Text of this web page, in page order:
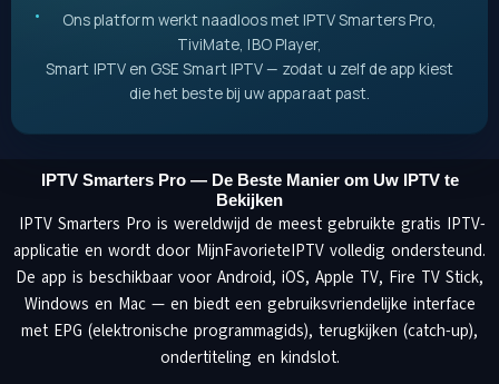
Ons platform werkt naadloos met IPTV Smarters Pro,
TiviMate, IBO Player,
Smart IPTV en GSE Smart IPTV — zodat u zelf de app kiest
die het beste bij uw apparaat past.
IPTV Smarters Pro — De Beste Manier om Uw IPTV te
Bekijken
IPTV Smarters Pro is wereldwijd de meest gebruikte gratis IPTV-
applicatie en wordt door MijnFavorieteIPTV volledig ondersteund.
De app is beschikbaar voor Android, iOS, Apple TV, Fire TV Stick,
Windows en Mac — en biedt een gebruiksvriendelijke interface
met EPG (elektronische programmagids), terugkijken (catch-up),
ondertiteling en kindslot.